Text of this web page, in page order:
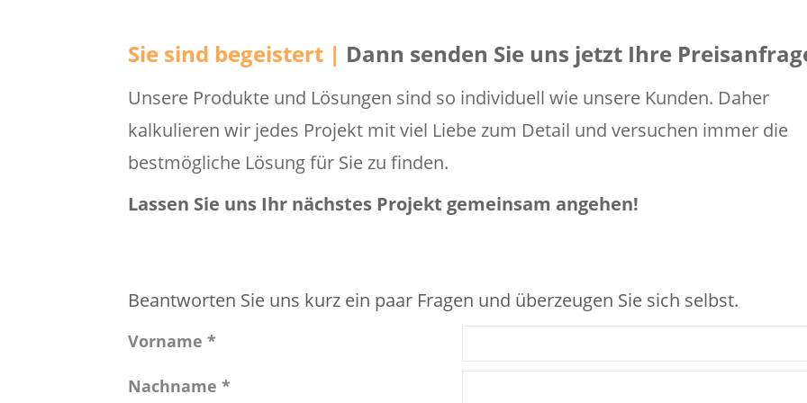
Sie sind begeistert | Dann senden Sie uns jetzt Ihre
Unsere Produkte und Lösungen sind so individuell wie unsere Kunden. Daher
kalkulieren wir jedes Projekt mit viel Liebe zum Detail und versuchen immer die
bestmögliche Lösung für Sie zu finden.
Lassen Sie uns Ihr nächstes Projekt gemeinsam angehen!
Beantworten Sie uns kurz ein paar Fragen und überzeugen Sie sich selbst.
Vorname *
Nachname *